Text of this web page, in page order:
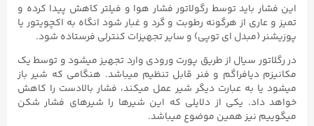
این فشار باید توسط رگولاتور فشار هوا و فیلتر کاهش پیدا کرده و
تمیز و عاری از هرگونه رطوبت و گرد و غبار شود انگاه به اکچویتور یا
پوزیشنر (مبدل ای توپی) و سایر تجهیزات کنترلی فرستاده شود.
در رگلاتور سیال از طریق پورت ورودی وارد تجهیز میشود و توسط یک
مکانیزم دیافراگم و فنر قابل تنظیم میباشد. هنگامی که شیر باز
میشود یا به عبارت دیگر شیر عمل میکند، فشار بالادست را کاهش
خواهد داد. یکی از دلایلی که این شیرها را شیرهای فشار شکن
میگوییم نیز همین موضوع میباشد.